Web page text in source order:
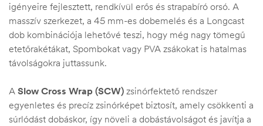
igényeire fejlesztett, rendkívül erős és strapabíró orsó. A
masszív szerkezet, a 45 mm-es dobemelés és a Longcast
dob kombinációja lehetővé teszi, hogy még nagy tömegű
etetőrakétákat, Spombokat vagy PVA zsákokat is hatalmas
távolságokra juttassunk.
A Slow Cross Wrap (SCW) zsinórfektető rendszer
egyenletes és precíz zsinórképet biztosít, amely csökkenti a
súrlódást dobáskor, így növeli a dobástávolságot és javítja a